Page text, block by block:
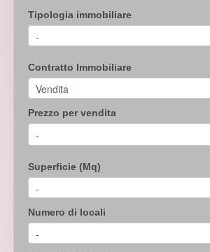
Tipologia immobiliare
Contratto Immobiliare
Prezzo per vendita
Superficie (Mq)
Numero di locali